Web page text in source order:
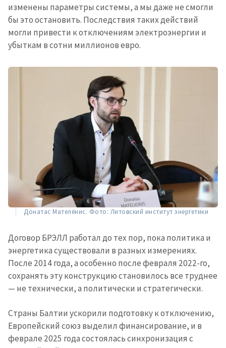
изменены параметры системы, а мы даже не смогли
бы это остановить. Последствия таких действий
могли привести к отключениям электроэнергии и
убыткам в сотни миллионов евро.
Донатас Мателёнис. Фото: Литовский институт энергетики
Договор БРЭЛЛ работал до тех пор, пока политика и
энергетика существовали в разных измерениях.
После 2014 года, а особенно после февраля 2022-го,
сохранять эту конструкцию становилось все труднее
— не технически, а политически и стратегически.
Страны Балтии ускорили подготовку к отключению,
Европейский союз выделил финансирование, и в
феврале 2025 года состоялась синхронизация с